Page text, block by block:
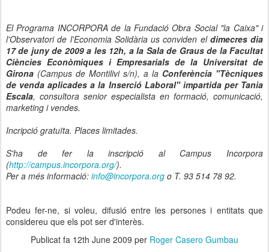
El Programa INCORPORA de la Fundació Obra Social "la Caixa" i
l'Observatori de l'Economia Solidària us conviden el dimecres dia
17 de juny de 2009 a les 12h, a la Sala de Graus de la Facultat
Ciències Econòmiques i Empresarials de la Universitat de
Girona (Campus de Montilivi s/n), a la Conferència "Tècniques
de venda aplicades a la Inserció Laboral" impartida per Tania
Escala, consultora senior especialista en formació, comunicació,
marketing i vendes.
Incripció gratuïta. Places limitades.
S'ha de fer la inscripció al Campus Incorpora
(http://campus.incorpora.org/).
Per a més informació: info@incorpora.org o T. 93 514 78 92.
Podeu fer-ne, si voleu, difusió entre les persones i entitats que
considereu que els pot ser d'interès.
Publicat fa 12th June 2009 per Roger Casero Gumbau